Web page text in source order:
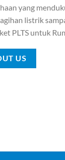
yang
listrik
PLTS untuk
US